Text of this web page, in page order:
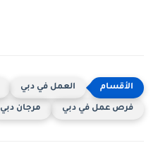
العمل في دبي
فرص عمل في دبي مرجان دبي